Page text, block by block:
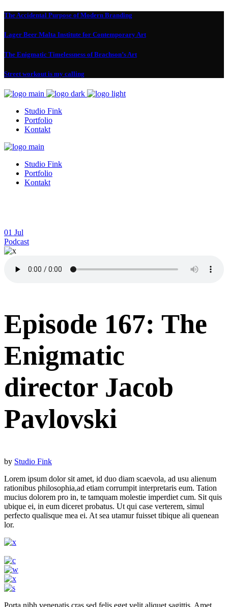
The Accidental Purpose of Modern Branding
Lager Beer Malta Institute for Contemporary Art
The Enigmatic Timelessness of Brachson’s Art
Street workout is my calling
Studio Fink
Portfolio
Kontakt
Studio Fink
Portfolio
Kontakt
01 Jul
Podcast
Episode 167: The
Enigmatic
director Jacob
Pavlovski
by Studio Fink
Lorem ipsum dolor sit amet, id duo diam scaevola, ad usu alienum
rationibus philosophia,ad etiam corrumpit interpretaris eum. Tation
mucius dolorem pro in, te tamquam molestie imperdiet cum. Sit quis
ubique ei, in eum diceret probatus. Ut qui case verterem, simul
perfecto qualisque mea ei. At sea utamur fuisset tibique ali quenean
lor.